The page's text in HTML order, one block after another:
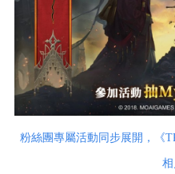
粉絲團專屬活動同步展開，《
相